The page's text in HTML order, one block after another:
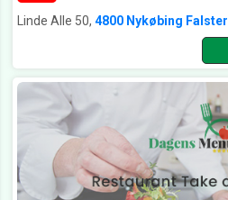
Linde Alle 50, 4800 Nykøbing Falster